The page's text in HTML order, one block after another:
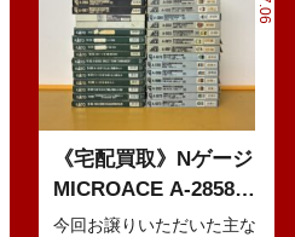
《宅配買取》Nゲージ
MICROACE A-2858
京阪8000系 新塗装 な
今回お譲りいただいた主な